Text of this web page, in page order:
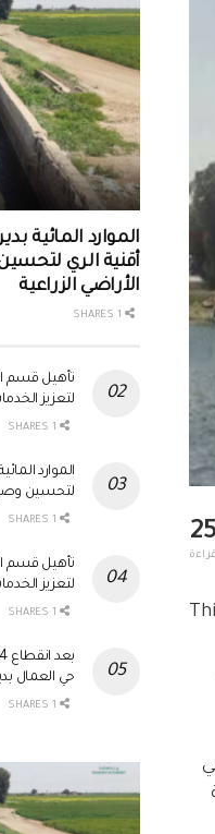
25
قراءة
الموارد المائية
أقنية الري
الأراضي الزراعية
تأهيل قسم
لتعزيز
الموارد
لتحسين وصول
تأهيل قسم
لتعزيز
حي العمال